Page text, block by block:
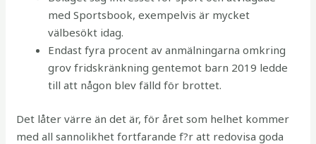
med Sportsbook, exempelvis är mycket
välbesökt idag.
Endast fyra procent av anmälningarna omkring
grov fridskränkning gentemot barn 2019 ledde
till att någon blev fälld för brottet.
Det låter värre än det är, för året som helhet kommer
med all sannolikhet fortfarande f?r att redovisa goda